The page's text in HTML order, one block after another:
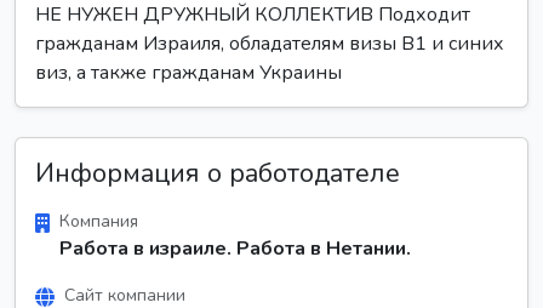
НЕ НУЖЕН ДРУЖНЫЙ КОЛЛЕКТИВ Подходит
гражданам Израиля, обладателям визы B1 и синих
виз, а также гражданам Украины
Информация о работодателе
Компания
Работа в израиле. Работа в Нетании.
Сайт компании